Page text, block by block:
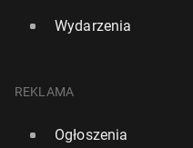
Wydarzenia
REKLAMA
Ogłoszenia